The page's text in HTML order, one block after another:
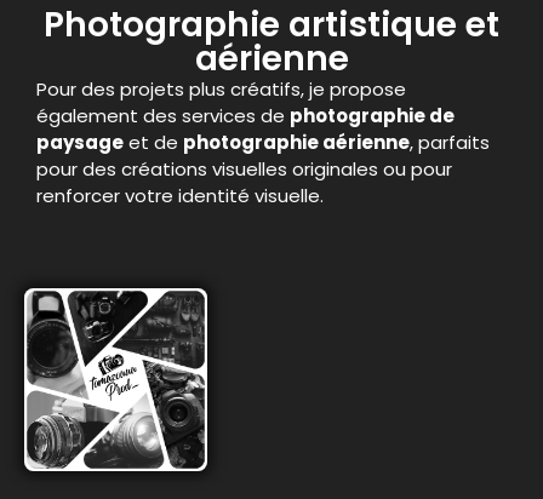
Photographie artistique et
aérienne
Pour des projets plus créatifs, je propose
également des services de photographie de
paysageet de photographie aérienne, parfaits
pour des créations visuelles originales ou pour
renforcer votre identité visuelle.